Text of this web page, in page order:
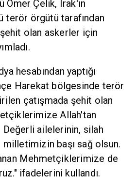
Ömer Çelik, Irak'ın
terör örgütü tarafından
şehit olan askerler için
hesabından yaptığı
Harekat bölgesinde terör
çatışmada şehit olan
Allah'tan
ailelerinin, silah
milletimizin başı sağ olsun.
Mehmetçiklerimize de
ifadelerini kullandı.